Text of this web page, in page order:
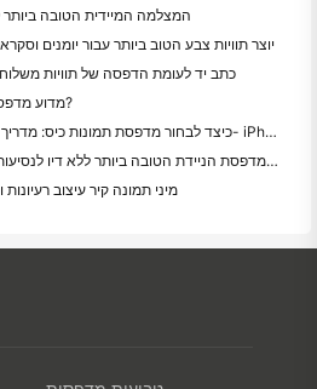
המצלמה המיידית הטובה ביותר
יוצר תוויות צבע הטוב ביותר עבור יומנים
כתב יד לעומת הדפסה של תוויות משלוח:
מדוע מדפסת התווית שלך ממשיכה להפריע?
כיצד לבחור מדפסת תמונות כיס: מדריך מלא למשתמשי יומנים, נסיעות ו- iPhone
המדפסת הניידת הטובה ביותר ללא דיו לנסיעות, בית ספר ועבודה ניידת: סקירת Hanin MT620 Pro
מיני תמונה קיר עיצוב